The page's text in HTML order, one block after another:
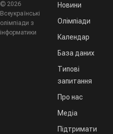
© 2026
Всеукраїнські
олімпіади з
інформатики
Новини
Олімпіади
Календар
База даних
Типові
запитання
Про нас
Медіа
Підтримати